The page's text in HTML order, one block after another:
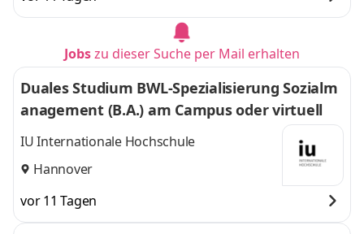
Jobszu dieser Suche per Mail erhalten
Duales Studium BWL-Spezialisierung Sozialm
anagement (B.A.) am Campus oder virtuell
IU Internationale Hochschule
Hannover
vor 11 Tagen